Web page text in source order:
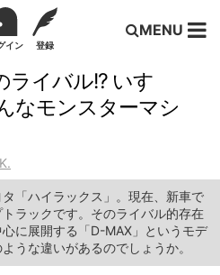
イン 登録
MENU
イバル!? いすゞ
なモンスターマシ
「ハイラックス」。現在、新車で
ラックです。そのライバル的存在
に展開する「D-MAX」というモデ
うな違いがあるのでしょうか。